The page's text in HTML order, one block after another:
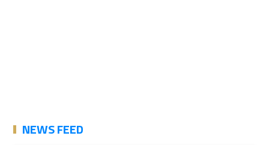
NEWS FEED